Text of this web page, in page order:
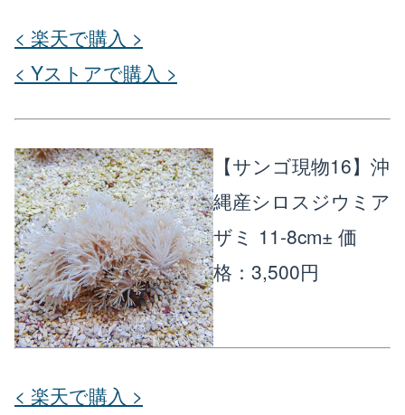
< 楽天で購入 >
< Yストアで購入 >
【サンゴ現物16】沖
縄産シロスジウミア
ザミ 11-8cm± 価
格：3,500円
< 楽天で購入 >